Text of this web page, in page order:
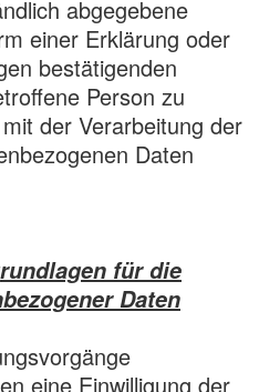
abgegebene
einer Erklärung oder
bestätigenden
Person zu
der Verarbeitung der
Daten
für die
Daten
eine Einwilligung der